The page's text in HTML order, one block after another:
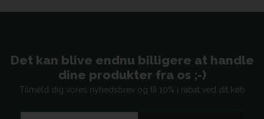
Det kan blive endnu billigere at handle
dine produkter fra os ;-)
Tilmeld dig vores nyhedsbrev og få 10% i rabat ved dit køb